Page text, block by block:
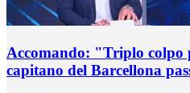
Accomando: "Triplo colpo
capitano del Barcellona